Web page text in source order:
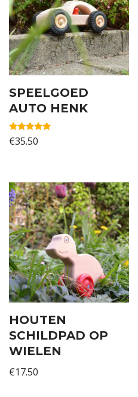
SPEELGOED
AUTO HENK
Gewaardeerd
5.00
€35.50
HOUTEN
SCHILDPAD OP
WIELEN
€17.50